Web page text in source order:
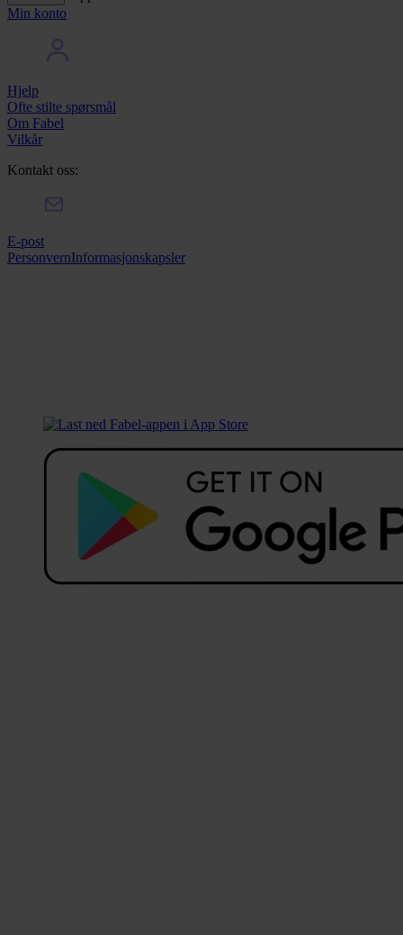
Min konto
Hjelp
Ofte stilte spørsmål
Om Fabel
Vilkår
Kontakt oss:
E-post
PersonvernInformasjonskapsler